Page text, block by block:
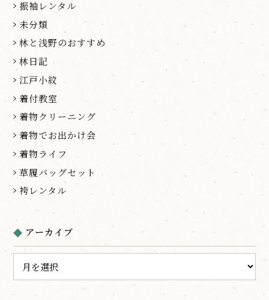
振袖レンタル
未分類
林と浅野のおすすめ
林日記
江戸小紋
着付教室
着物クリーニング
着物でお出かけ会
着物ライフ
草履バッグセット
袴レンタル
アーカイブ